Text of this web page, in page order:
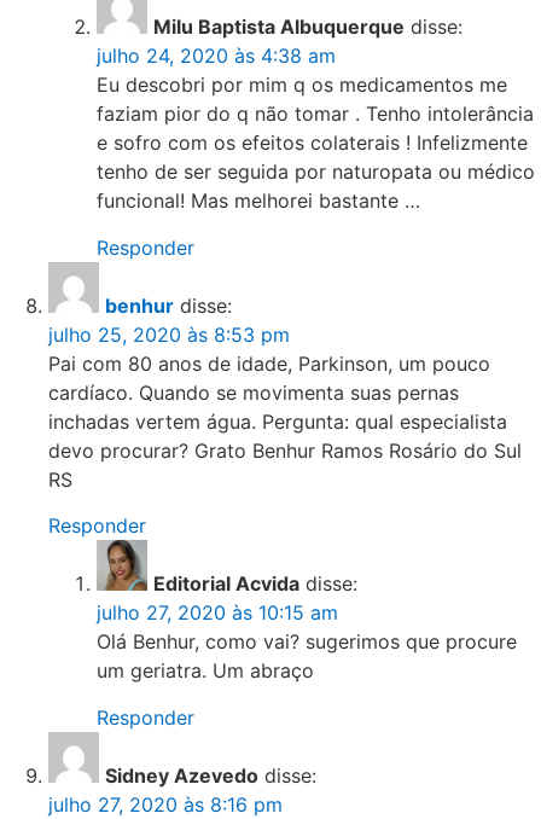
Milu Baptista Albuquerque disse:
julho 24, 2020 às 4:38 am
Eu descobri por mim q os medicamentos me
faziam pior do q não tomar . Tenho intolerância
e sofro com os efeitos colaterais ! Infelizmente
tenho de ser seguida por naturopata ou médico
funcional! Mas melhorei bastante …
Responder
benhur disse:
julho 25, 2020 às 8:53 pm
Pai com 80 anos de idade, Parkinson, um pouco
cardíaco. Quando se movimenta suas pernas
inchadas vertem água. Pergunta: qual especialista
devo procurar? Grato Benhur Ramos Rosário do Sul
RS
Responder
Editorial Acvida disse:
julho 27, 2020 às 10:15 am
Olá Benhur, como vai? sugerimos que procure
um geriatra. Um abraço
Responder
Sidney Azevedo disse:
julho 27, 2020 às 8:16 pm